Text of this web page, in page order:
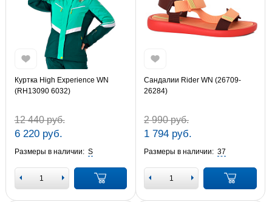
Куртка High Experience WN
(RH13090 6032)
12 440 руб.
6 220 руб.
Размеры в наличии: S
Сандалии Rider WN (26709-
26284)
2 990 руб.
1 794 руб.
Размеры в наличии: 37